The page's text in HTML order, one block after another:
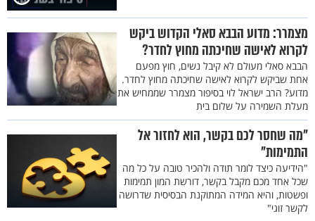
מצמרר: מדוע הבבא סאלי הקדוש ביקש
לקרוא לאישה שחיכתה מחוץ לחדר?
הבבא סאלי מעולם לא קיבל נשים, חוץ מפעם
אחת שביקש לקרוא לאישה שחיכתה מחוץ לחדר.
מדוע? הרב ישראל לוי בסיפור מצמרר שממחיש את
מעלת השמירה על שלום בית
"מה שחסר לכם בקשר, הוא לחזור אל
התמימות"
"הידיעה כיצד לומר תודה ולהכיר טובה על כל מה
שכל אחד מכם מקבל בקשר, דורשת המון תמימות
ופשטות, והיא המידה המתוקנת הבסיסית שדרושה
לקשר זוגי"